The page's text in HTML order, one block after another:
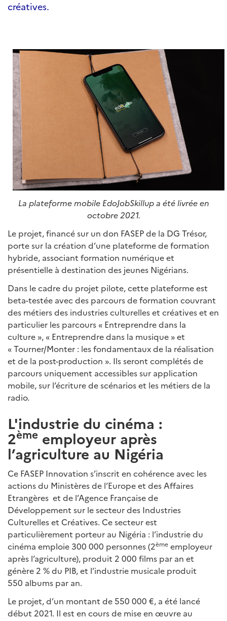
créatives.
La plateforme mobile EdoJobSkillup a été livrée en
octobre 2021.
Le projet, financé sur un don FASEP de la DG Trésor,
porte sur la création d’une plateforme de formation
hybride, associant formation numérique et
présentielle à destination des jeunes Nigérians.
Dans le cadre du projet pilote, cette plateforme est
beta-testée avec des parcours de formation couvrant
des métiers des industries culturelles et créatives et en
particulier les parcours « Entreprendre dans la
culture », « Entreprendre dans la musique » et
« Tourner/Monter : les fondamentaux de la réalisation
et de la post-production ». Ils seront complétés de
parcours uniquement accessibles sur application
mobile, sur l’écriture de scénarios et les métiers de la
radio.
L'industrie du cinéma :
2ème employeur après
l’agriculture au Nigéria
Ce FASEP Innovation s’inscrit en cohérence avec les
actions du Ministères de l’Europe et des Affaires
Etrangères et de l’Agence Française de
Développement sur le secteur des Industries
Culturelles et Créatives. Ce secteur est
particulièrement porteur au Nigéria : l’industrie du
cinéma emploie 300 000 personnes (2ème employeur
après l’agriculture), produit 2 000 films par an et
génère 2 % du PIB, et l’industrie musicale produit
550 albums par an.
Le projet, d’un montant de 550 000 €, a été lancé
début 2021. Il est en cours de mise en œuvre au